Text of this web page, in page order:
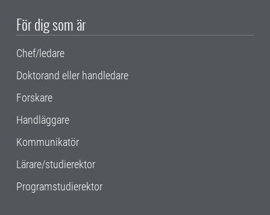
För dig som är
Chef/ledare
Doktorand eller handledare
Forskare
Handläggare
Kommunikatör
Lärare/studierektor
Programstudierektor